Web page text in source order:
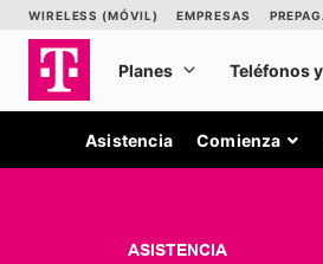
Asistencia Comienza
ASISTENCIA